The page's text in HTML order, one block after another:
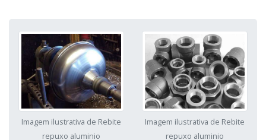
Imagem ilustrativa de Rebite
repuxo aluminio
Imagem ilustrativa de Rebite
repuxo aluminio